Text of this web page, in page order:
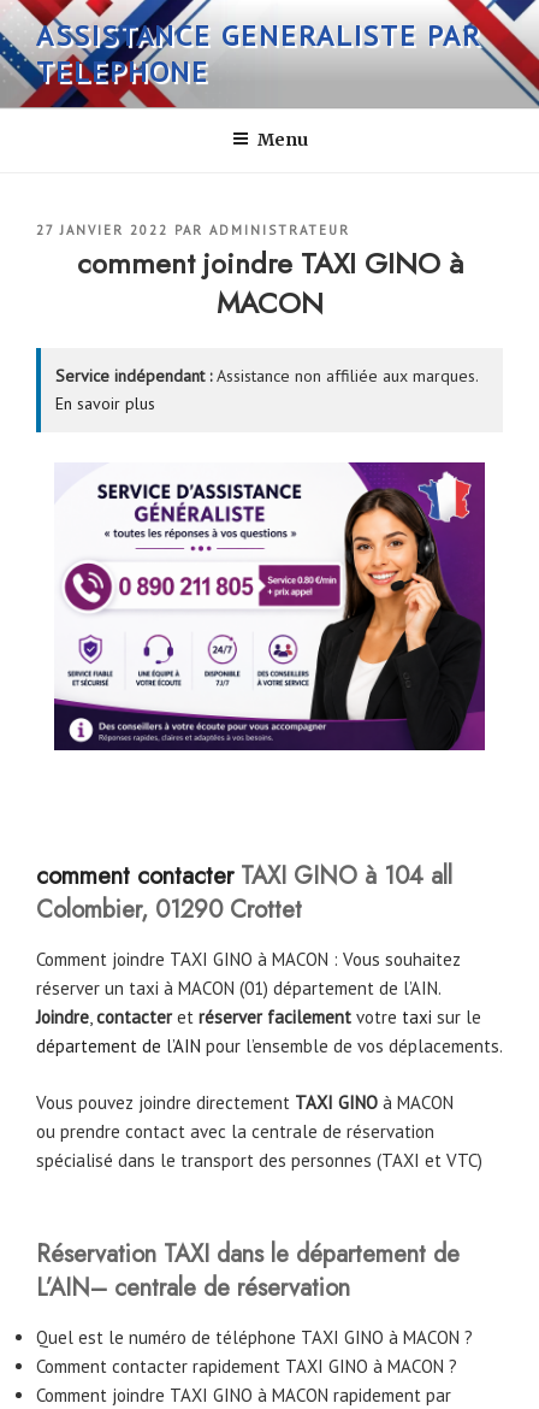
Aller
au
contenu
principal
ASSISTANCE GENERALISTE PAR
TELEPHONE
Menu
PUBLIÉ
27 JANVIER 2022 PAR ADMINISTRATEUR
comment joindre TAXI GINO à
MACON
Service indépendant :Assistance non affiliée aux marques.
En savoir plus
comment contacterTAXI GINO à 104 all
Colombier, 01290 Crottet
Comment joindre TAXI GINO à MACON : Vous souhaitez
réserver un taxi à MACON (01) département de l’AIN.
Joindre,contacteret réserver facilement votre taxi sur le
département de l’AIN pour l’ensemble de vos déplacements.
Vous pouvez joindre directement TAXI GINO à MACON
ou prendre contact avec la centrale de réservation
spécialisé dans le transport des personnes (TAXI et VTC)
Réservation TAXI dans le département de
L’AIN– centrale de réservation
Quel est le numéro de téléphone TAXI GINO à MACON ?
Comment contacter rapidement TAXI GINO à MACON ?
Comment joindre TAXI GINO à MACON rapidement par